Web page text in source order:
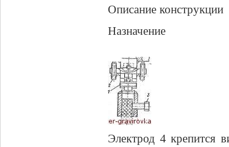
Описание конструкции
Назначение
Электрод 4 крепится